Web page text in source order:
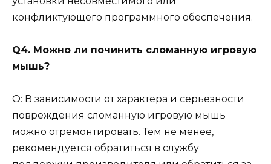
конфликтующего программного обеспечения.
Q4. Можно ли починить сломанную игровую
мышь?
О: В зависимости от характера и серьезности
повреждения сломанную игровую мышь
можно отремонтировать. Тем не менее,
рекомендуется обратиться в службу